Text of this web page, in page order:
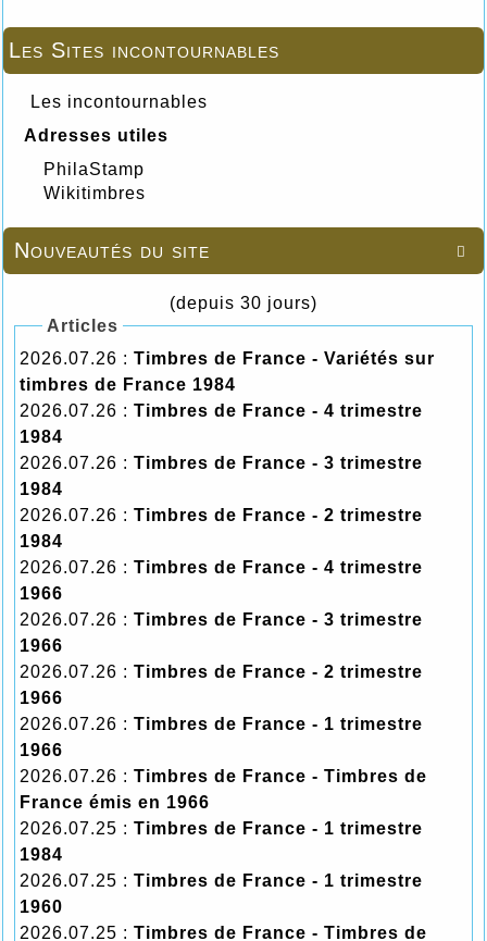
Les Sites incontournables
Les incontournables
Adresses utiles
PhilaStamp
Wikitimbres

Nouveautés du site
(depuis 30 jours)
Articles
2026.07.26 : Timbres de France - Variétés sur
timbres de France 1984
2026.07.26 : Timbres de France - 4 trimestre
1984
2026.07.26 : Timbres de France - 3 trimestre
1984
2026.07.26 : Timbres de France - 2 trimestre
1984
2026.07.26 : Timbres de France - 4 trimestre
1966
2026.07.26 : Timbres de France - 3 trimestre
1966
2026.07.26 : Timbres de France - 2 trimestre
1966
2026.07.26 : Timbres de France - 1 trimestre
1966
2026.07.26 : Timbres de France - Timbres de
France émis en 1966
2026.07.25 : Timbres de France - 1 trimestre
1984
2026.07.25 : Timbres de France - 1 trimestre
1960
2026.07.25 : Timbres de France - Timbres de